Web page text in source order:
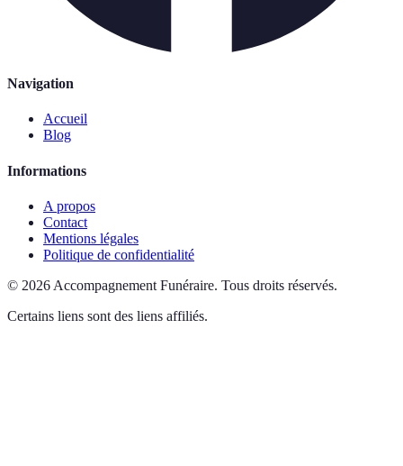
Navigation
Accueil
Blog
Informations
A propos
Contact
Mentions légales
Politique de confidentialité
© 2026 Accompagnement Funéraire. Tous droits réservés.
Certains liens sont des liens affiliés.